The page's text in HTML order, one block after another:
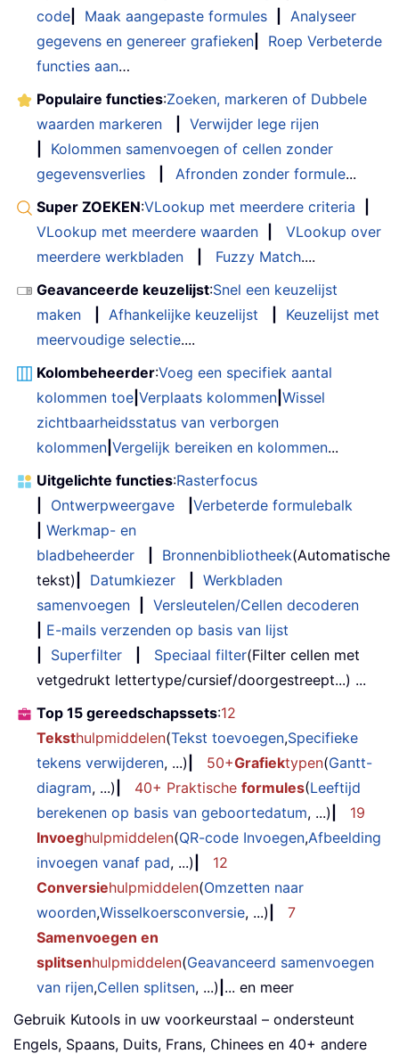
code
Maak aangepaste formules
Analyseer
gegevens en genereer grafieken
Roep Verbeterde
functies aan…
Populaire functies:Zoeken, markeren of Dubbele
waarden markeren
Verwijder lege rijen
Kolommen samenvoegen of cellen zonder
gegevensverlies
Afronden zonder formule...
Super ZOEKEN:VLookup met meerdere criteria
VLookup met meerdere waarden
VLookup over
meerdere werkbladen
Fuzzy Match....
Geavanceerde keuzelijst:Snel een keuzelijst
maken
Afhankelijke keuzelijst
Keuzelijst met
meervoudige selectie....
Kolombeheerder:Voeg een specifiek aantal
kolommen toe Verplaats kolommen Wissel
zichtbaarheidsstatus van verborgen
kolommen Vergelijk bereiken en kolommen...
Uitgelichte functies:Rasterfocus
Ontwerpweergave
Verbeterde formulebalk
Werkmap- en
bladbeheerder
Bronnenbibliotheek(Automatische
tekst)
Datumkiezer
Werkbladen
samenvoegen
Versleutelen/Cellen decoderen
E-mails verzenden op basis van lijst
Superfilter Speciaal filter(Filter cellen met
vetgedrukt lettertype/cursief/doorgestreept...) ...
Top 15 gereedschapssets:12
Teksthulpmiddelen(Tekst toevoegen,Specifieke
tekens verwijderen, ...) 50+Grafiektypen(Gantt-
diagram, ...) 40+ Praktische formules(Leeftijd
berekenen op basis van geboortedatum, ...)
19
Invoeghulpmiddelen(QR-code Invoegen,Afbeelding
invoegen vanaf pad, ...)
12
Conversiehulpmiddelen(Omzetten naar
woorden,Wisselkoersconversie, ...)
7
Samenvoegen en
splitsenhulpmiddelen(Geavanceerd samenvoegen
van rijen,Cellen splitsen, ...) ... en meer
Gebruik Kutools in uw voorkeurstaal – ondersteunt
Engels, Spaans, Duits, Frans, Chinees en 40+ andere